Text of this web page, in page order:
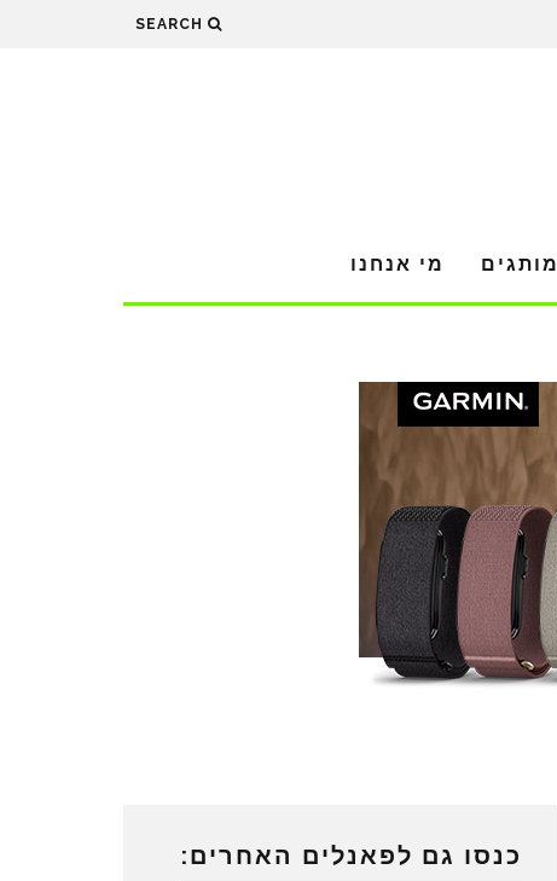
SEARCH
מותגים מי אנחנו
כנסו גם לפאנלים האחרים: